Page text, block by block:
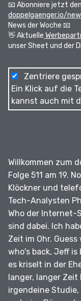
📧 Abonniere jetzt
doppelgaenger.io/
News der Woche 📧
👋 Aktuelle
unser Sheet und der
Zentriere
Ein Klick auf die
kannst auch mit
Willkommen zum
Folge 511 am 19.
Klöckner und
Tech-Analysten
Who der Internet-
sind dabei. Ich
Zeit im Ohr. Guess
who's back, Jeff is
es kriselt in der
langer, langer
irgendeine